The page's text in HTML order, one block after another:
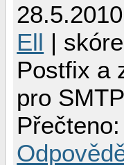
Ell |
Postfix a
pro